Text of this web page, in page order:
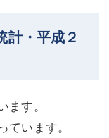
・平成２
す。
います。